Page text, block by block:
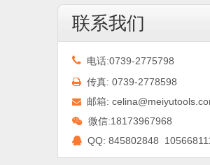
联系我们
 电话:0739-2775798
 传真: 0739-2778598
 邮箱:
 微信:18173967968
 QQ: 845802848